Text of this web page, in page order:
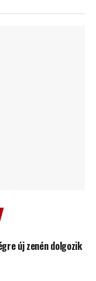
új zenén dolgozik